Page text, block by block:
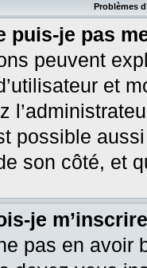
Problèmes
puis-je pas
peuvent
et
possible
son côté, et
je
pas en avoir